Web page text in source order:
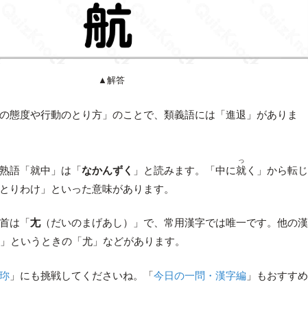
▲解答
態度や行動のとり方」のことで、類義語には「進退」がありま
語「就中」は「なかんずく 」と読みます。「中に就
つ
く」から転じ
りわけ」といった意味があります。
は「尢（だいのまげあし）」で、常用漢字では唯一です。他の漢
というときの「尤」などがあります。
」にも挑戦してくださいね。「今日の一問・漢字編 」もおすすめ